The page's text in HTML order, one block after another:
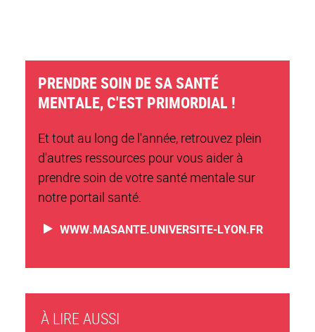
À LIRE AUSSI
PRENDRE SOIN DE SA SANTÉ
MENTALE, C'EST PRIMORDIAL !
Et tout au long de l'année, retrouvez plein
d'autres ressources pour vous aider à
prendre soin de votre santé mentale sur
notre portail santé.
WWW.MASANTE.UNIVERSITE-LYON.FR